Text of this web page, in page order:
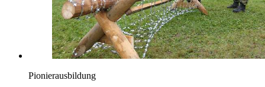
Pionierausbildung